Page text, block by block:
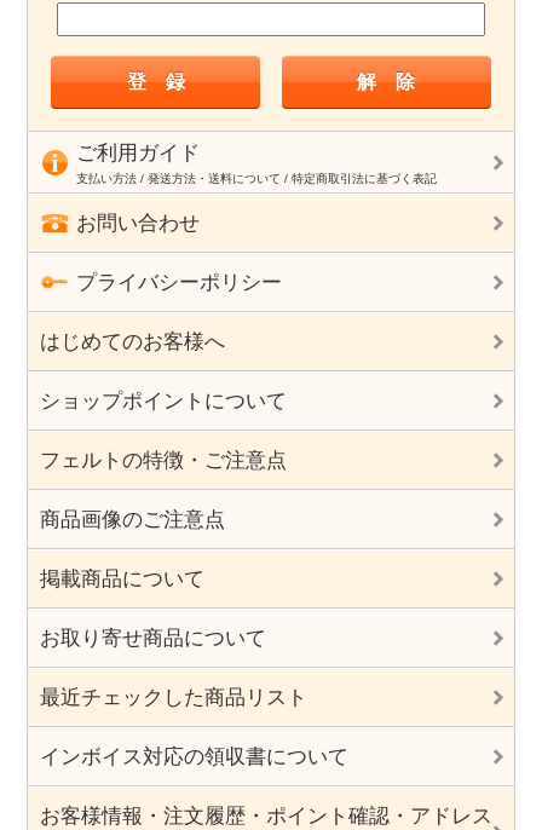
ご利用ガイド
支払い方法 / 発送方法・送料について / 特定商取引法に基づく表記
お問い合わせ
プライバシーポリシー
はじめてのお客様へ
ショップポイントについて
フェルトの特徴・ご注意点
商品画像のご注意点
掲載商品について
お取り寄せ商品について
最近チェックした商品リスト
インボイス対応の領収書について
お客様情報・注文履歴・ポイント確認・アドレス